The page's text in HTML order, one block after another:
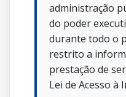
administração
do poder
durante todo o
restrito a
prestação de
Lei de Acesso à